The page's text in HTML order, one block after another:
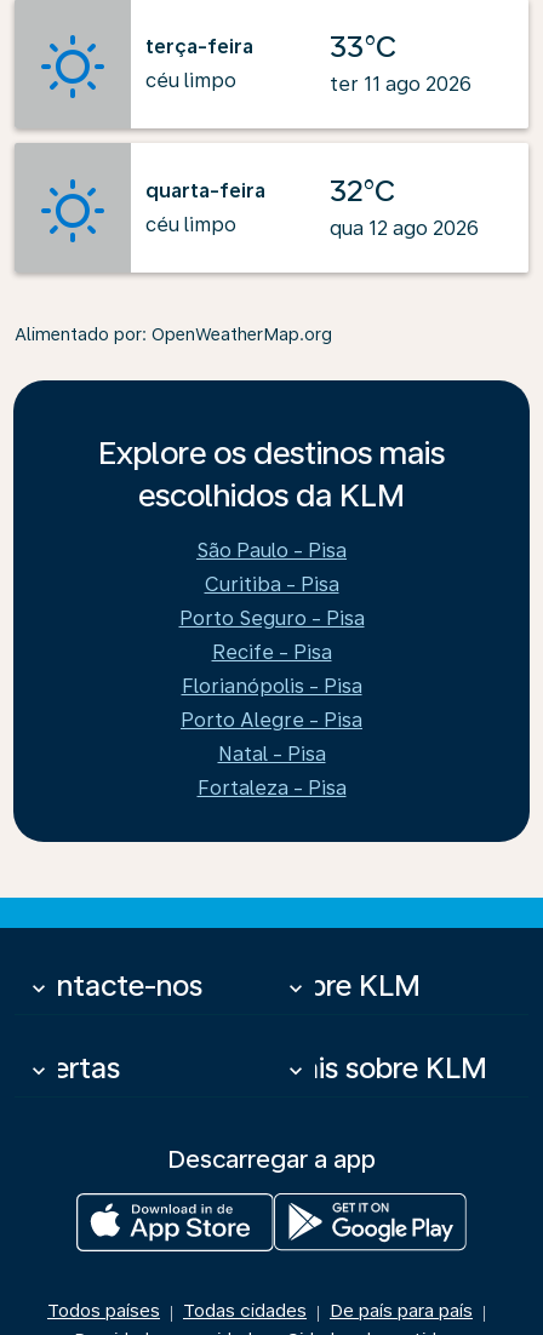
terça-feira
céu limpo
33°C
ter 11 ago 2026
quarta-feira
céu limpo
32°C
qua 12 ago 2026
Alimentado por: OpenWeatherMap.org
Explore os destinos mais
escolhidos da KLM
São Paulo - Pisa
Curitiba - Pisa
Porto Seguro - Pisa
Recife - Pisa
Florianópolis - Pisa
Porto Alegre - Pisa
Natal - Pisa
Fortaleza - Pisa
Contacte-nos
keyboard_arrow_down Sobre KLM
keyboard_arrow_down
Ofertas
keyboard_arrow_down Mais sobre KLM
keyboard_arrow_down
Descarregar a app
Todos países | Todas cidades | De país para país |